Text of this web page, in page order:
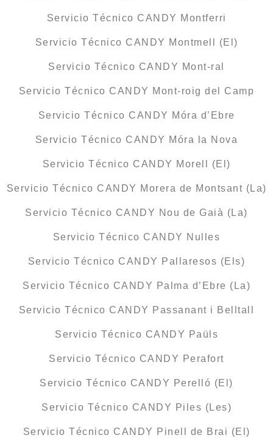
Servicio Técnico CANDY Montferri
Servicio Técnico CANDY Montmell (El)
Servicio Técnico CANDY Mont-ral
Servicio Técnico CANDY Mont-roig del Camp
Servicio Técnico CANDY Móra d’Ebre
Servicio Técnico CANDY Móra la Nova
Servicio Técnico CANDY Morell (El)
Servicio Técnico CANDY Morera de Montsant (La)
Servicio Técnico CANDY Nou de Gaià (La)
Servicio Técnico CANDY Nulles
Servicio Técnico CANDY Pallaresos (Els)
Servicio Técnico CANDY Palma d’Ebre (La)
Servicio Técnico CANDY Passanant i Belltall
Servicio Técnico CANDY Paüls
Servicio Técnico CANDY Perafort
Servicio Técnico CANDY Perelló (El)
Servicio Técnico CANDY Piles (Les)
Servicio Técnico CANDY Pinell de Brai (El)